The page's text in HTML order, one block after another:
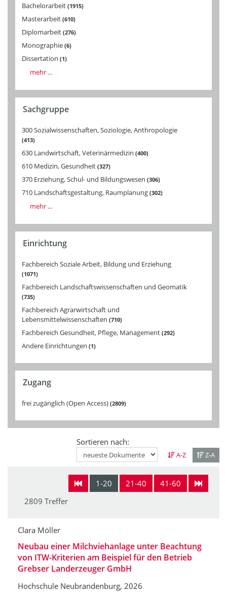
Bachelorarbeit 1915
Masterarbeit 610
Diplomarbeit 276
Monographie 6
Dissertation 1
mehr ...
Sachgruppe
300 Sozialwissenschaften, Soziologie, Anthropologie
413
630 Landwirtschaft, Veterinärmedizin 400
610 Medizin, Gesundheit 327
370 Erziehung, Schul- und Bildungswesen 306
710 Landschaftsgestaltung, Raumplanung 302
mehr ...
Einrichtung
Fachbereich Soziale Arbeit, Bildung und Erziehung
1071
Fachbereich Landschaftswissenschaften und Geomatik
735
Fachbereich Agrarwirtschaft und
Lebensmittelwissenschaften 710
Fachbereich Gesundheit, Pflege, Management 292
Andere Einrichtungen 1
Zugang
frei zugänglich (Open Access) 2809
Sortieren nach:
A-Z Z-A
1-20 21-40
41-60
2809 Treffer
Clara Möller
Neubau einer Milchviehanlage unter Beachtung
von ITW-Kriterien am Beispiel für den Betrieb
Grebser Landerzeuger GmbH
Hochschule Neubrandenburg, 2026